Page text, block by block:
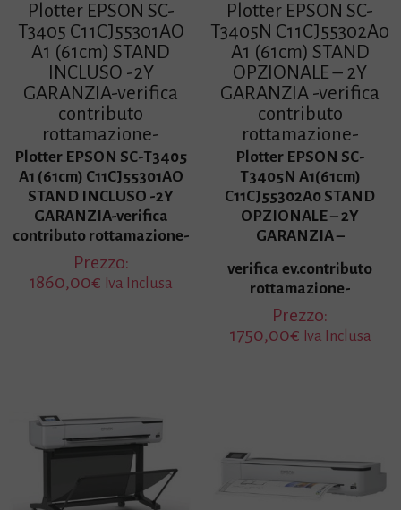
Plotter EPSON SC-
T3405 C11CJ55301AO
A1 (61cm) STAND
INCLUSO -2Y
GARANZIA-verifica
contributo
rottamazione-
Plotter EPSON SC-T3405
A1 (61cm) C11CJ55301AO
STAND INCLUSO -2Y
GARANZIA-verifica
contributo rottamazione-
Prezzo:
1860,00€ Iva Inclusa
Plotter EPSON SC-
T3405N C11CJ55302A0
A1 (61cm) STAND
OPZIONALE – 2Y
GARANZIA -verifica
contributo
rottamazione-
Plotter EPSON SC-
T3405N A1(61cm)
C11CJ55302A0 STAND
OPZIONALE – 2Y
GARANZIA –
verifica ev.contributo
rottamazione-
Prezzo:
1750,00€ Iva Inclusa